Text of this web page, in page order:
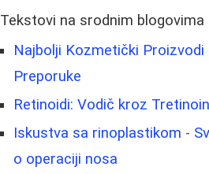
Tekstovi na srodnim blogovima
Najbolji Kozmetički Proizvodi
Preporuke
Retinoidi: Vodič kroz
Iskustva sa rinoplastikom -
o operaciji nosa